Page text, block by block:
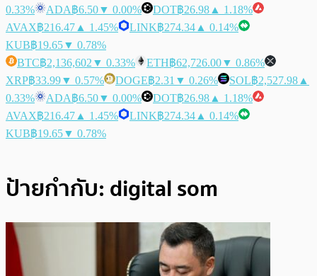
0.33%
ADA฿6.50▼ 0.00% DOT฿26.98 ▲ 1.18%
AVAX฿216.47 ▲ 1.45% LINK฿274.34 ▲ 0.14%
KUB฿19.65▼ 0.78%
BTC฿2,136,602 ▼ 0.33% ETH฿62,726.00▼ 0.86%
XRP฿33.99▼ 0.57% DOGE฿2.31 ▼ 0.26% SOL฿2,527.98 ▲
0.33%
ADA฿6.50▼ 0.00% DOT฿26.98 ▲ 1.18%
AVAX฿216.47 ▲ 1.45% LINK฿274.34 ▲ 0.14%
KUB฿19.65▼ 0.78%
ป้ายกำกับ: digital som